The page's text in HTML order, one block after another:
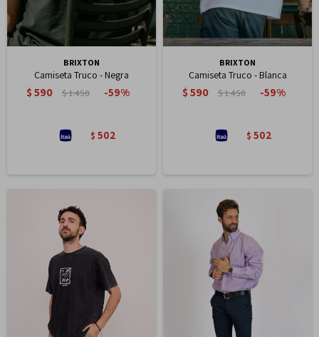
BRIXTON
Camiseta Truco - Negra
$590 $1.450 59
$ 502
BRIXTON
Camiseta Truco - Blanca
$590 $1.450 59
$ 502